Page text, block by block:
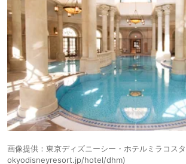
画像提供：東京ディズニーシー・ホテルミラコ
okyodisneyresort.jp/hotel/dhm)